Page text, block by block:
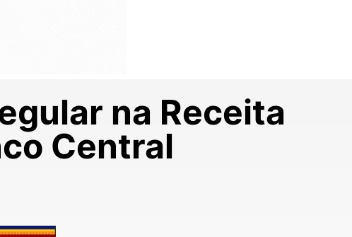
na Receita
Central